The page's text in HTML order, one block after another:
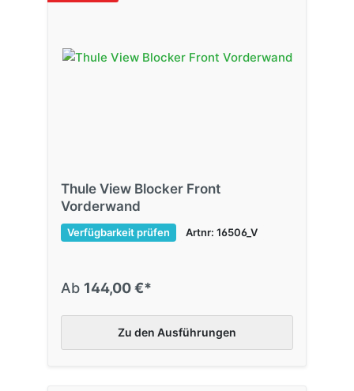
Thule View Blocker Front
Vorderwand
Verfügbarkeit prüfen Artnr: 16506_V
Ab 144,00 €*
Zu den Ausführungen